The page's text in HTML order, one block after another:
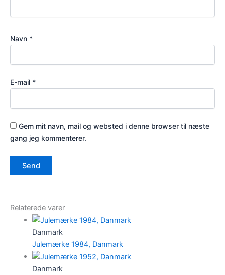
Navn *
E-mail *
Gem mit navn, mail og websted i denne browser til næste
gang jeg kommenterer.
Relaterede varer
Danmark
Julemærke 1984, Danmark
Danmark